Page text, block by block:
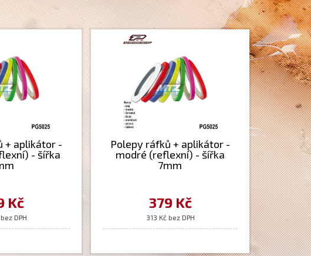
+ aplikátor -
- šířka
Kč
DPH
Polepy ráfků + aplikátor -
modré (reflexní) - šířka
7mm
379 Kč
313 Kč bez DPH